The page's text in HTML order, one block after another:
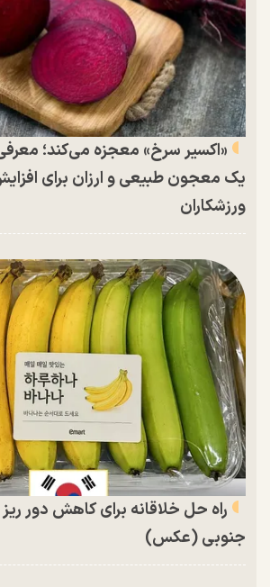
«اکسیر سرخ» معجزه می‌کند؛
یک معجون طبیعی و ارزان برای
ورزشکاران
راه حل خلاقانه برای کاهش دور ریز
جنوبی (عکس)